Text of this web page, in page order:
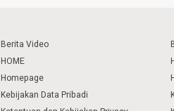
Berita Video
HOME
Homepage
Kebijakan Data Pribadi